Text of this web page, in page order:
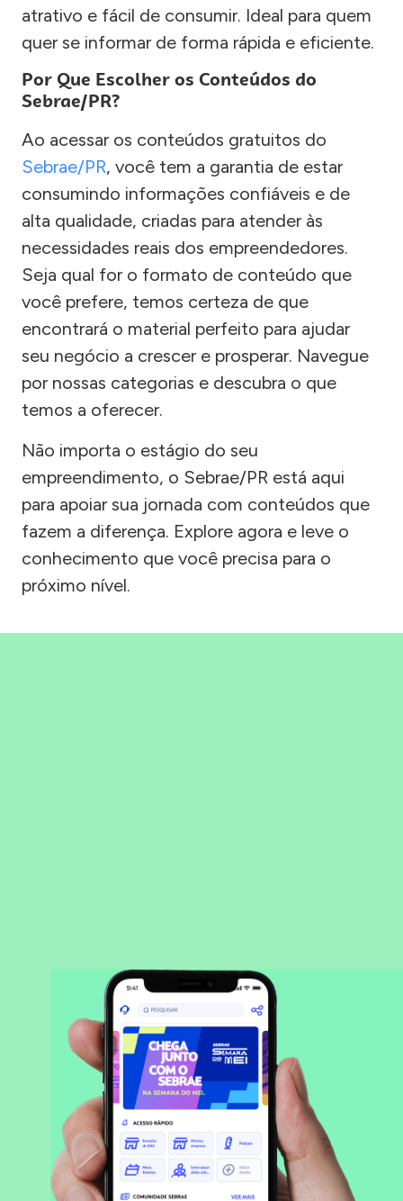
atrativo e fácil de consumir. Ideal para quem
quer se informar de forma rápida e eficiente.
Por Que Escolher os Conteúdos do
Sebrae/PR?
Ao acessar os conteúdos gratuitos do
Sebrae/PR, você tem a garantia de estar
consumindo informações confiáveis e de
alta qualidade, criadas para atender às
necessidades reais dos empreendedores.
Seja qual for o formato de conteúdo que
você prefere, temos certeza de que
encontrará o material perfeito para ajudar
seu negócio a crescer e prosperar. Navegue
por nossas categorias e descubra o que
temos a oferecer.
Não importa o estágio do seu
empreendimento, o Sebrae/PR está aqui
para apoiar sua jornada com conteúdos que
fazem a diferença. Explore agora e leve o
conhecimento que você precisa para o
próximo nível.